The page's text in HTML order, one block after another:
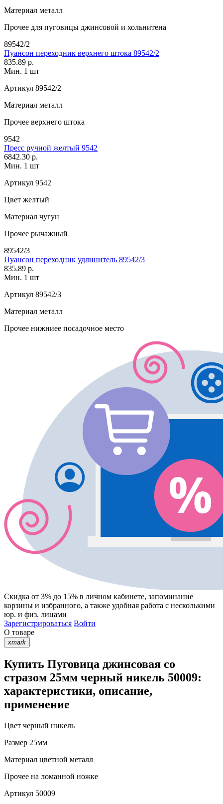
Материал металл
Прочее для пуговицы джинсовой и хольнитена
89542/2
Пуансон переходник верхнего штока 89542/2
835.89 р.
Мин. 1 шт
Артикул 89542/2
Материал металл
Прочее верхнего штока
9542
Пресс ручной желтый 9542
6842.30 р.
Мин. 1 шт
Артикул 9542
Цвет желтый
Материал чугун
Прочее рычажный
89542/3
Пуансон переходник удлинитель 89542/3
835.89 р.
Мин. 1 шт
Артикул 89542/3
Материал металл
Прочее нижниее посадочное место
Скидка от 3% до 15% в личном кабинете, запоминание
корзины и избранного, а также удобная работа с несколькими
юр. и физ. лицами
Зарегистрироваться Войти
О товаре
xmark
Купить Пуговица джинсовая со
стразом 25мм черный никель 50009:
характеристики, описание,
применение
Цвет черный никель
Размер 25мм
Материал цветной металл
Прочее на ломанной ножке
Артикул 50009